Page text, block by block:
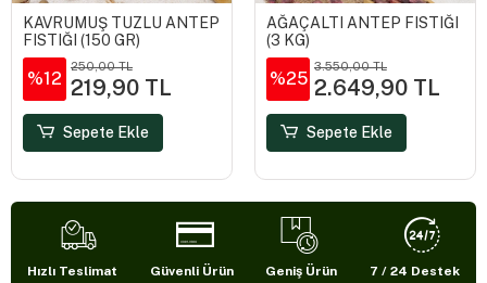
KAVRUMUŞ TUZLU ANTEP
FISTIĞI (150 GR)
%12
250,00 TL
219,90 TL
Sepete Ekle
AĞAÇALTI ANTEP FISTIĞI
(3 KG)
%25
3.550,00 TL
2.649,90 TL
Sepete Ekle
Hızlı Teslimat Güvenli Ürün Geniş Ürün 7 / 24 Destek